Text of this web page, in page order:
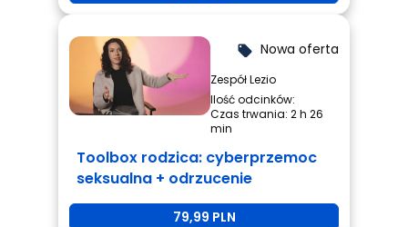
local_offer Nowa oferta
Zespół Lezio
Ilość odcinków:
Czas trwania: 2 h 26
min
Toolbox rodzica: cyberprzemoc
seksualna + odrzucenie
rówieśnicze + przemoc
79,99 PLN